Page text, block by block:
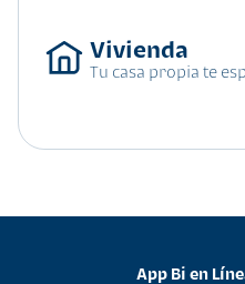
Tu casa propia te
App Bi en